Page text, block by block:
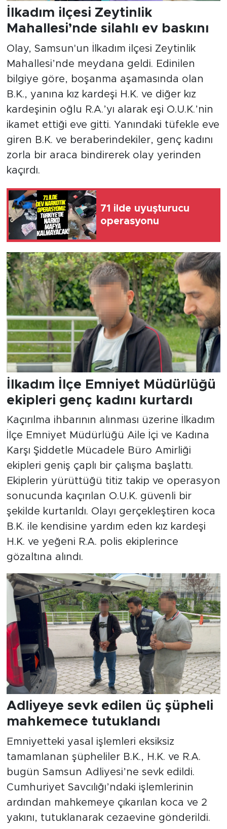
İlkadım ilçesi Zeytinlik
Mahallesi’nde silahlı ev baskını
Olay, Samsun'un İlkadım ilçesi Zeytinlik
Mahallesi’nde meydana geldi. Edinilen
bilgiye göre, boşanma aşamasında olan
B.K., yanına kız kardeşi H.K. ve diğer kız
kardeşinin oğlu R.A.’yı alarak eşi O.U.K.’nin
ikamet ettiği eve gitti. Yanındaki tüfekle eve
giren B.K. ve beraberindekiler, genç kadını
zorla bir araca bindirerek olay yerinden
kaçırdı.
71 ilde uyuşturucu
operasyonu
İlkadım İlçe Emniyet Müdürlüğü
ekipleri genç kadını kurtardı
Kaçırılma ihbarının alınması üzerine İlkadım
İlçe Emniyet Müdürlüğü Aile İçi ve Kadına
Karşı Şiddetle Mücadele Büro Amirliği
ekipleri geniş çaplı bir çalışma başlattı.
Ekiplerin yürüttüğü titiz takip ve operasyon
sonucunda kaçırılan O.U.K. güvenli bir
şekilde kurtarıldı. Olayı gerçekleştiren koca
B.K. ile kendisine yardım eden kız kardeşi
H.K. ve yeğeni R.A. polis ekiplerince
gözaltına alındı.
Adliyeye sevk edilen üç şüpheli
mahkemece tutuklandı
Emniyetteki yasal işlemleri eksiksiz
tamamlanan şüpheliler B.K., H.K. ve R.A.
bugün Samsun Adliyesi’ne sevk edildi.
Cumhuriyet Savcılığı’ndaki işlemlerinin
ardından mahkemeye çıkarılan koca ve 2
yakını, tutuklanarak cezaevine gönderildi.